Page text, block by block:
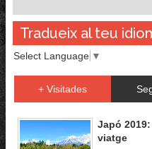
Tradueix al teu
Select Language ▼
+ Visitades
Japó
viatge